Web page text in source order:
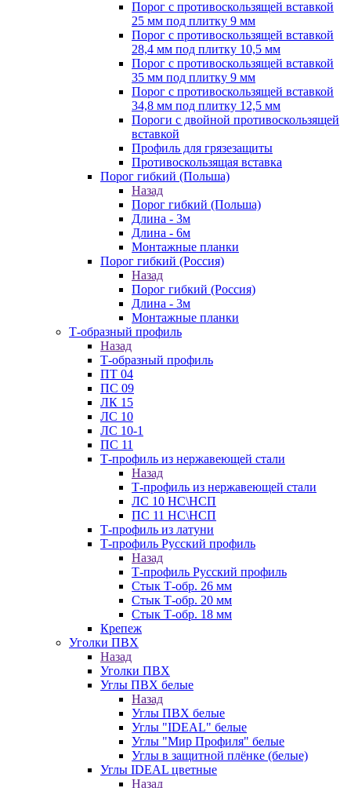
Порог с противоскользящей вставкой
25 мм под плитку 9 мм
Порог с противоскользящей вставкой
28,4 мм под плитку 10,5 мм
Порог с противоскользящей вставкой
35 мм под плитку 9 мм
Порог с противоскользящей вставкой
34,8 мм под плитку 12,5 мм
Пороги с двойной противоскользящей
вставкой
Профиль для грязезащиты
Противоскользящая вставка
Порог гибкий (Польша)
Назад
Порог гибкий (Польша)
Длина - 3м
Длина - 6м
Монтажные планки
Порог гибкий (Россия)
Назад
Порог гибкий (Россия)
Длина - 3м
Монтажные планки
Т-образный профиль
Назад
Т-образный профиль
ПТ 04
ПС 09
ЛК 15
ЛС 10
ЛС 10-1
ПС 11
Т-профиль из нержавеющей стали
Назад
Т-профиль из нержавеющей стали
ЛС 10 НС\НСП
ПС 11 НС\НСП
Т-профиль из латуни
Т-профиль Русский профиль
Назад
Т-профиль Русский профиль
Стык Т-обр. 26 мм
Стык Т-обр. 20 мм
Стык Т-обр. 18 мм
Крепеж
Уголки ПВХ
Назад
Уголки ПВХ
Углы ПВХ белые
Назад
Углы ПВХ белые
Углы "IDEAL" белые
Углы "Мир Профиля" белые
Углы в защитной плёнке (белые)
Углы IDEAL цветные
Назад